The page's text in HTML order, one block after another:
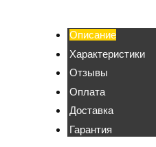
Описание
Характеристики
Отзывы
Оплата
Доставка
Гарантия